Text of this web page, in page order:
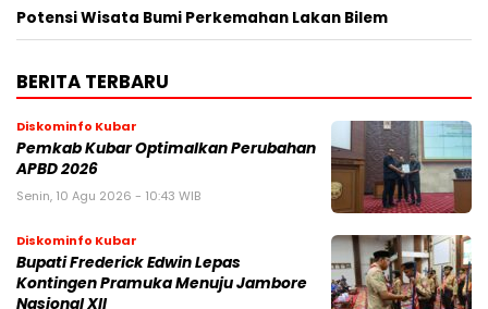
Potensi Wisata Bumi Perkemahan Lakan Bilem
BERITA TERBARU
Diskominfo Kubar
Pemkab Kubar Optimalkan Perubahan
APBD 2026
Senin, 10 Agu 2026 - 10:43 WIB
Diskominfo Kubar
Bupati Frederick Edwin Lepas
Kontingen Pramuka Menuju Jambore
Nasional XII